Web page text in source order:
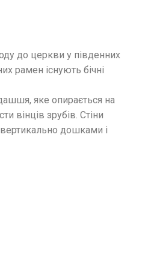
до церкви у південних
рамен існують бічні
яке опирається на
вінців зрубів. Стіни
дошками і